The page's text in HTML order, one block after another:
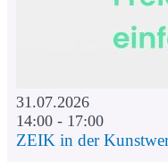
31.07.2026
14:00 - 17:00
ZEIK in der